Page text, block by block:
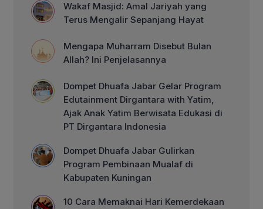
Wakaf Masjid: Amal Jariyah yang
Terus Mengalir Sepanjang Hayat
Mengapa Muharram Disebut Bulan
Allah? Ini Penjelasannya
Dompet Dhuafa Jabar Gelar Program
Edutainment Dirgantara with Yatim,
Ajak Anak Yatim Berwisata Edukasi di
PT Dirgantara Indonesia
Dompet Dhuafa Jabar Gulirkan
Program Pembinaan Mualaf di
Kabupaten Kuningan
10 Cara Memaknai Hari Kemerdekaan